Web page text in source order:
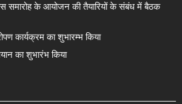
समारोह के आयोजन की तैयारियों के संबंध में बैठक
कार्यक्रम का शुभारम्भ किया
का शुभारंभ किया